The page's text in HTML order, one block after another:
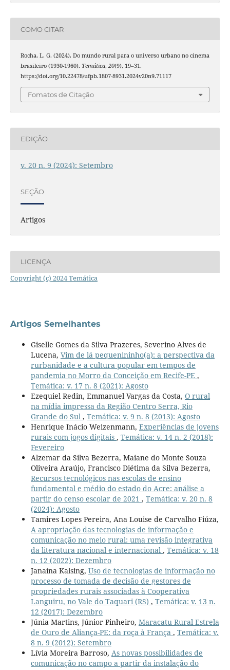
COMO CITAR
Rocha, L. G. (2024). Do mundo rural para o universo urbano no cinema
brasileiro (1930-1960). Temática, 20(9), 19–31.
https://doi.org/10.22478/ufpb.1807-8931.2024v20n9.71117
Fomatos de Citação
EDIÇÃO
v. 20 n. 9 (2024): Setembro
SEÇÃO
Artigos
LICENÇA
Copyright (c) 2024 Temática
Artigos Semelhantes
Giselle Gomes da Silva Prazeres, Severino Alves de
Lucena, Vim de lá pequenininho(a): a perspectiva da
rurbanidade e a cultura popular em tempos de
pandemia no Morro da Conceição em Recife-PE ,
Temática: v. 17 n. 8 (2021): Agosto
Ezequiel Redin, Emmanuel Vargas da Costa, O rural
na mídia impressa da Região Centro Serra, Rio
Grande do Sul , Temática: v. 9 n. 8 (2013): Agosto
Henrique Inácio Weizenmann, Experiências de jovens
rurais com jogos digitais , Temática: v. 14 n. 2 (2018):
Fevereiro
Alzemar da Silva Bezerra, Maiane do Monte Souza
Oliveira Araújo, Francisco Diétima da Silva Bezerra,
Recursos tecnológicos nas escolas de ensino
fundamental e médio do estado do Acre: análise a
partir do censo escolar de 2021 , Temática: v. 20 n. 8
(2024): Agosto
Tamires Lopes Pereira, Ana Louise de Carvalho Fiúza,
A apropriação das tecnologias de informação e
comunicação no meio rural: uma revisão integrativa
da literatura nacional e internacional , Temática: v. 18
n. 12 (2022): Dezembro
Janaína Kalsing, Uso de tecnologias de informação no
processo de tomada de decisão de gestores de
propriedades rurais associadas à Cooperativa
Languiru, no Vale do Taquari (RS) , Temática: v. 13 n.
12 (2017): Dezembro
Júnia Martins, Júnior Pinheiro, Maracatu Rural Estrela
de Ouro de Aliança-PE: da roça à França , Temática: v.
8 n. 9 (2012): Setembro
Lívia Moreira Barroso, As novas possibilidades de
comunicação no campo a partir da instalação do